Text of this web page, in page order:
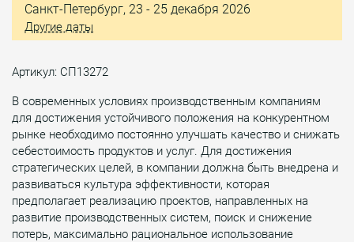
Санкт-Петербург, 23 - 25 декабря 2026
Другие даты
Артикул: СП13272
В современных условиях производственным компаниям
для достижения устойчивого положения на конкурентном
рынке необходимо постоянно улучшать качество и снижать
себестоимость продуктов и услуг. Для достижения
стратегических целей, в компании должна быть внедрена и
развиваться культура эффективности, которая
предполагает реализацию проектов, направленных на
развитие производственных систем, поиск и снижение
потерь, максимально рациональное использование